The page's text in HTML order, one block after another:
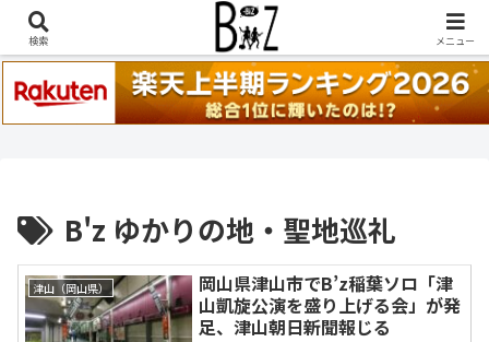
稲葉浩志『en-Zepp』『enⅣ』セトリ一覧はこちら
B'z ゆかりの地・聖地巡礼
津山（岡山県）
岡山県津山市でB’z稲葉ソロ「津
山凱旋公演を盛り上げる会」が発
足、津山朝日新聞報じる
検索 メニュー